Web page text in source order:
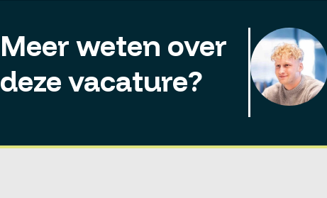
Meer weten over
deze vacature?